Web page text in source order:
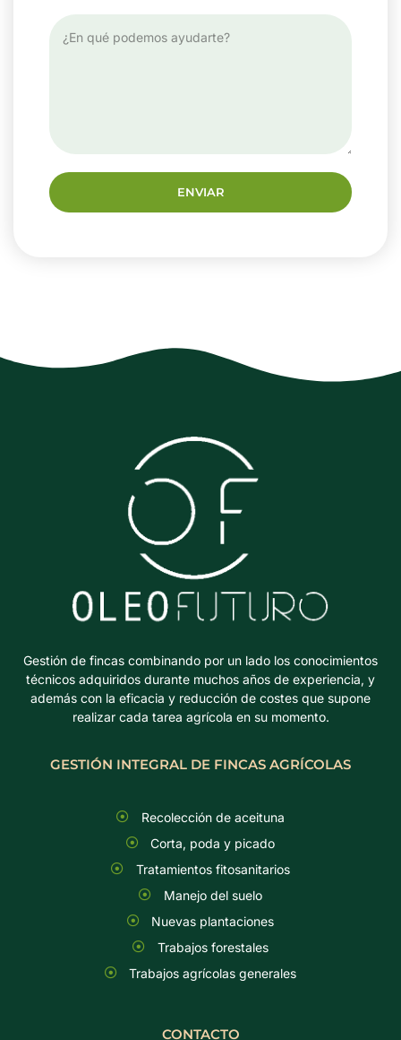
ENVIAR
Gestión de fincas combinando por un lado los conocimientos
técnicos adquiridos durante muchos años de experiencia, y
además con la eficacia y reducción de costes que supone
realizar cada tarea agrícola en su momento.
GESTIÓN INTEGRAL DE FINCAS AGRÍCOLAS
Recolección de aceituna
Corta, poda y picado
Tratamientos fitosanitarios
Manejo del suelo
Nuevas plantaciones
Trabajos forestales
Trabajos agrícolas generales
CONTACTO